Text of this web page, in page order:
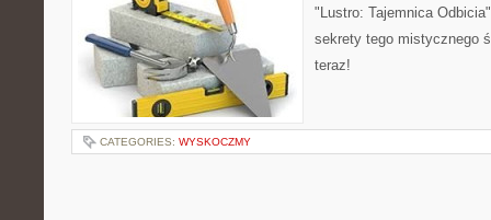
"Lustro: Tajemnica
sekrety tego mistycznego
teraz!
CATEGORIES: WYSKOCZMY